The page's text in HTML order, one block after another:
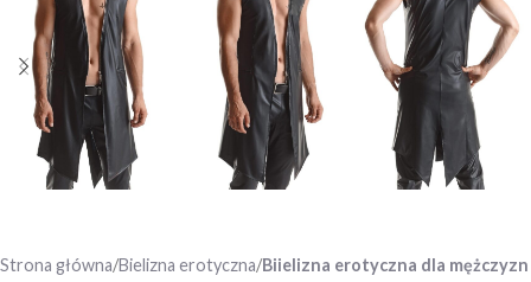
Strona główna Bielizna erotyczna Biielizna erotyczna dla mężczyzn